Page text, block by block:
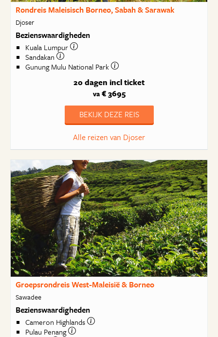
Rondreis Maleisisch Borneo, Sabah & Sarawak
Djoser
Bezienswaardigheden
Kuala Lumpur
Sandakan
Gunung Mulu National Park
20 dagen incl ticket
va€ 3695
BEKIJK DEZE REIS
Alle reizen van Djoser
Groepsrondreis West-Maleisië & Borneo
Sawadee
Bezienswaardigheden
Cameron Highlands
Pulau Penang